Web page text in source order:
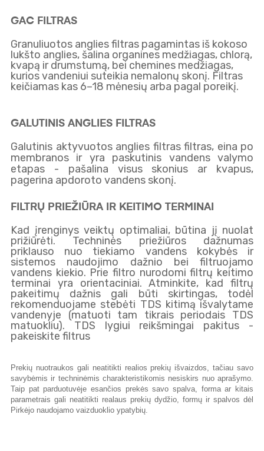
GAC FILTRAS
Granuliuotos anglies filtras pagamintas iš kokoso
lukšto anglies, šalina organines medžiagas, chlorą,
kvapą ir drumstumą, bei chemines medžiagas,
kurios vandeniui suteikia nemalonų skonį. Filtras
keičiamas kas 6–18 mėnesių arba pagal poreikį.
GALUTINIS ANGLIES FILTRAS
Galutinis aktyvuotos anglies filtras filtras, eina po
membranos ir yra paskutinis vandens valymo
etapas - pašalina visus skonius ar kvapus,
pagerina apdoroto vandens skonį.
ZEROWATER
FILTER
INCLUDES:
FILTRŲ PRIEŽIŪRA IR KEITIMO TERMINAI
Kad įrenginys veiktų optimaliai, būtina jį nuolat
prižiūrėti. Techninės priežiūros dažnumas
priklauso nuo tiekiamo vandens kokybės ir
sistemos naudojimo dažnio bei filtruojamo
vandens kiekio. Prie filtro nurodomi filtrų keitimo
terminai yra orientaciniai. Atminkite, kad filtrų
pakeitimų dažnis gali būti skirtingas, todėl
rekomenduojame stebėti TDS kitimą išvalytame
vandenyje (matuoti tam tikrais periodais TDS
matuokliu). TDS lygiui reikšmingai pakitus -
pakeiskite filtrus
Prekių nuotraukos gali neatitikti realios prekių išvaizdos, tačiau savo
savybėmis ir techninėmis charakteristikomis nesiskirs nuo aprašymo.
Taip pat parduotuvėje esančios prekės savo spalva, forma ar kitais
parametrais gali neatitikti realaus prekių dydžio, formų ir spalvos dėl
Pirkėjo naudojamo vaizduoklio ypatybių.